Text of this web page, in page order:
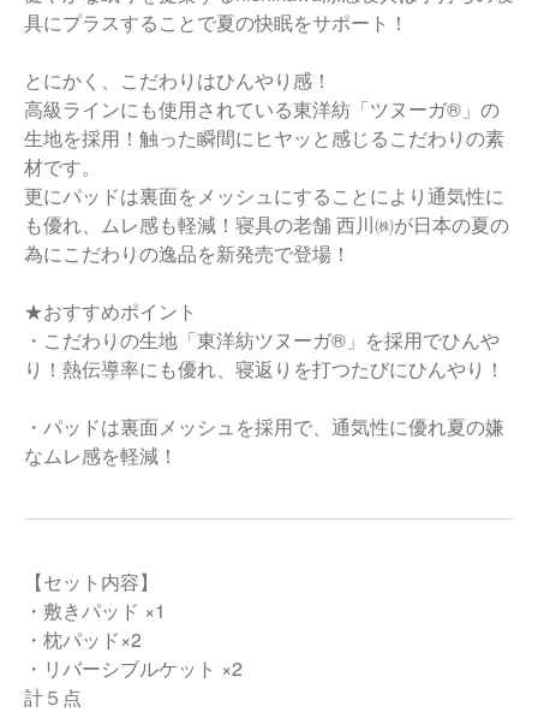
具にプラスすることで夏の快眠をサポート！
とにかく、こだわりはひんやり感！
高級ラインにも使用されている東洋紡「ツヌーガ®」の
生地を採用！触った瞬間にヒヤッと感じるこだわりの素
材です。
更にパッドは裏面をメッシュにすることにより通気性に
も優れ、ムレ感も軽減！寝具の老舗 西川㈱が日本の夏の
為にこだわりの逸品を新発売で登場！
★おすすめポイント
・こだわりの生地「東洋紡ツヌーガ®」を採用でひんや
り！熱伝導率にも優れ、寝返りを打つたびにひんやり！
・パッドは裏面メッシュを採用で、通気性に優れ夏の嫌
なムレ感を軽減！
【セット内容】
・敷きパッド ×1
・枕パッド×2
・リバーシブルケット ×2
計５点